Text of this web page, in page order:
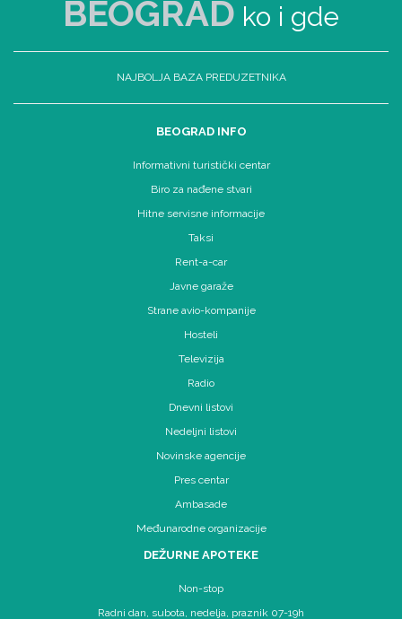
BEOGRAD ko i gde
NAJBOLJA BAZA PREDUZETNIKA
BEOGRAD INFO
Informativni turistički centar
Biro za nađene stvari
Hitne servisne informacije
Taksi
Rent-a-car
Javne garaže
Strane avio-kompanije
Hosteli
Televizija
Radio
Dnevni listovi
Nedeljni listovi
Novinske agencije
Pres centar
Ambasade
Međunarodne organizacije
DEŽURNE APOTEKE
Non-stop
Radni dan, subota, nedelja, praznik 07-19h